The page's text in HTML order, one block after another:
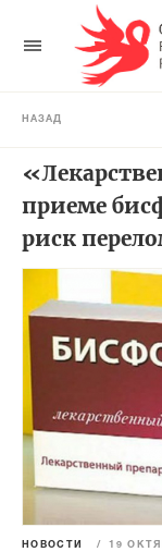
НАЗАД
приеме
риск
НОВОСТИ / 19